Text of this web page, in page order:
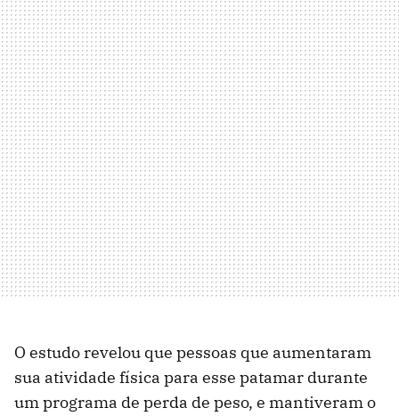
O estudo revelou que pessoas que aumentaram
sua atividade física para esse patamar durante
um programa de perda de peso, e mantiveram o